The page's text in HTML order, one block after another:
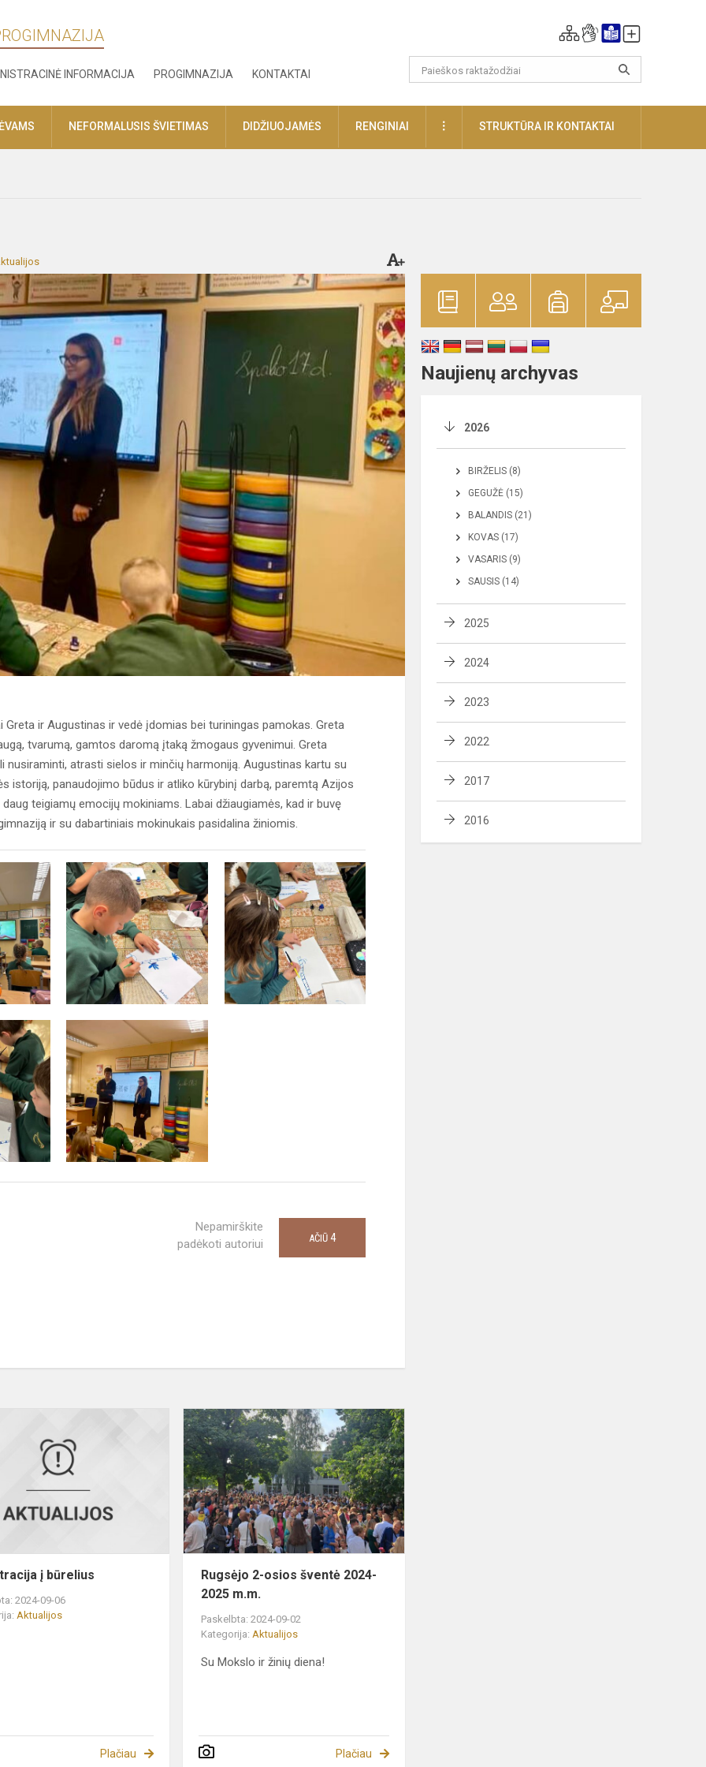
INFORMACIJA PROGIMNAZIJA KONTAKTAI
NEFORMALUSIS ŠVIETIMAS DIDŽIUOJAMĖS RENGINIAI DAUGIAUSTRUKTŪRA IR KONTAKTAI
ir Augustinas ir vedė įdomias bei turiningas pamokas. Greta
tvarumą, gamtos daromą įtaką žmogaus gyvenimui. Greta
nusiraminti, atrasti sielos ir minčių harmoniją. Augustinas kartu su
istoriją, panaudojimo būdus ir atliko kūrybinį darbą, paremtą Azijos
teigiamų emocijų mokiniams. Labai džiaugiamės, kad ir buvę
ir su dabartiniais mokinukais pasidalina žiniomis.
Nepamirškite
padėkoti autoriui
AČIŪ 4
Registracija
būrelius
į būrelius
2024-09-06
Aktualijos
Plačiau
Rugsėjo
2-
osios
šventė
2024-
2025
m.m.
Rugsėjo 2-osios šventė 2024-
2025 m.m.
Paskelbta: 2024-09-02
Kategorija:Aktualijos
Su Mokslo ir žinių diena!
Plačiau
Naujienų archyvas
2026
BIRŽELIS (8)
GEGUŽĖ (15)
BALANDIS (21)
KOVAS (17)
VASARIS (9)
SAUSIS (14)
2025
2024
2023
2022
2017
2016